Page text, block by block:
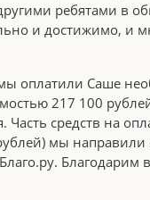
ребятами в
и достижимо, и
оплатили Саше
217 100
Часть средств на
мы
Благодарим